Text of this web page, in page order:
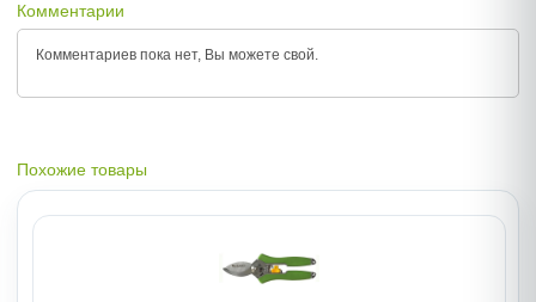
Комментарии
Комментариев пока нет, Вы можете свой.
Похожие товары